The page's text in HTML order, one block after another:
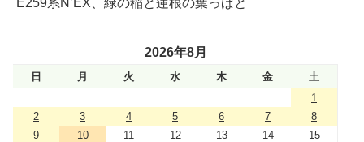
E259系N’EX、緑の稲と蓮根の葉っぱと
2026年8月
日 月 火 水 木 金
土
1
2
3 4 5 6 7
8
9
10 11 12 13 14
15